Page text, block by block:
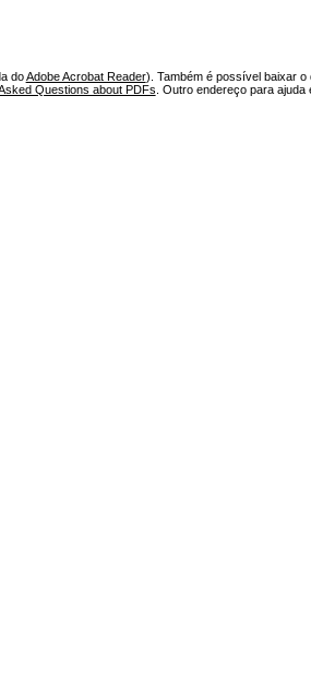
doAdobe Acrobat Reader). Também é possível baixar o
Questions about PDFs . Outro endereço para ajuda